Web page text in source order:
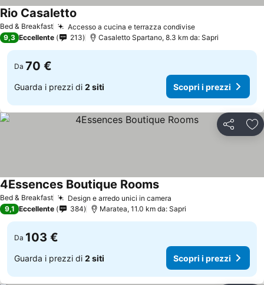
Bed & Breakfast Accesso a cucina e terrazza condiviseScopri i prezzi
Rio Casaletto
9,3 Eccellente 213 Casaletto Spartano, 8.3 km da: Sapri
Da 70 €
Guarda i prezzi di 2 siti Scopri i prezzi
Condividi
Bed & Breakfast Design e arredo unici in camera
4Essences Boutique RoomsScopri i prezzi
9,1 Eccellente 384 Maratea, 11.0 km da: Sapri
Da 103 €
Guarda i prezzi di 2 siti Scopri i prezzi